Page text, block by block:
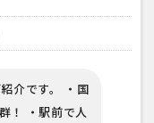
介です。 ・国
！ ・駅前で人